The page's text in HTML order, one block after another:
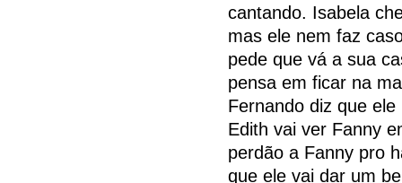
cantando. Isabela
mas ele nem faz
pede que vá a sua
pensa em ficar na
Fernando diz que
Edith vai ver Fanny
perdão a Fanny pro
que ele vai dar um